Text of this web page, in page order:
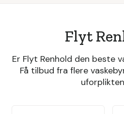
Flyt
Er Flyt Renhold den beste
Få tilbud fra flere